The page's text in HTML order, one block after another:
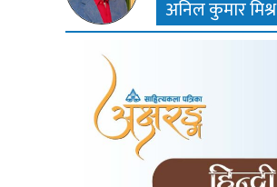
अनिल कुमार मिश्र